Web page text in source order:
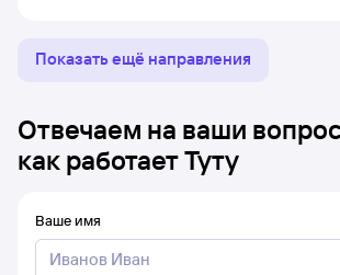
Показать ещё направления
Отвечаем на ваши
как работает Туту
Ваше имя